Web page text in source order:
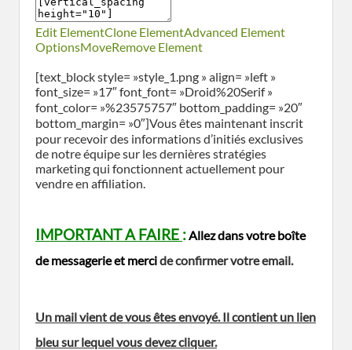
Edit ElementClone ElementAdvanced Element
OptionsMoveRemove Element
[text_block style= »style_1.png » align= »left »
font_size= »17″ font_font= »Droid%20Serif »
font_color= »%23575757″ bottom_padding= »20″
bottom_margin= »0″]Vous êtes maintenant inscrit
pour recevoir des informations d’initiés exclusives
de notre équipe sur les dernières stratégies
marketing qui fonctionnent actuellement pour
vendre en affiliation.
IMPORTANT A FAIRE :Allez dans votre boîte
de messagerie et mercide confirmer votre email.
Un mail vient de vous êtes envoyé. Il contient un lien
bleu sur lequel vous devez cliquer.